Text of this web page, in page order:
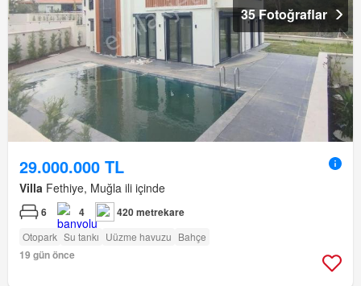
35 Fotoğraflar
29.000.000 TL
Villa Fethiye, Muğla ili içinde
6 4 420 metrekare
Otopark Su tankı Uüzme havuzu Bahçe
19 gün önce